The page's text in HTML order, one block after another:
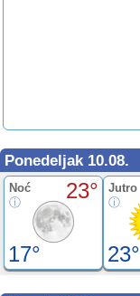
Ponedeljak 10.08.
Noć 23°
17°
Jutro
23°